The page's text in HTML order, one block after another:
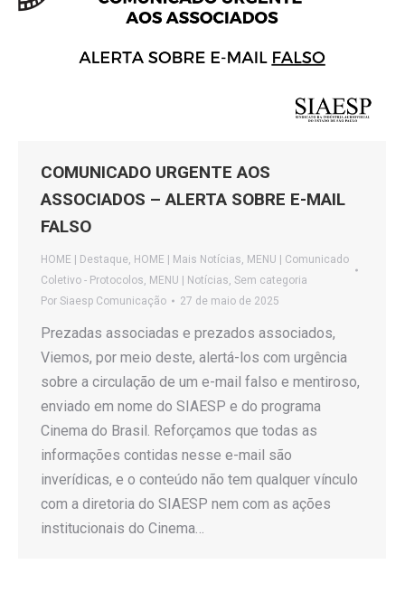
COMUNICADO URGENTE AOS
ASSOCIADOS – ALERTA SOBRE E-MAIL
FALSO
HOME | Destaque, HOME | Mais Notícias, MENU | Comunicado
Coletivo - Protocolos, MENU | Notícias, Sem categoria
Por Siaesp Comunicação 27 de maio de 2025
Prezadas associadas e prezados associados,
Viemos, por meio deste, alertá-los com urgência
sobre a circulação de um e-mail falso e mentiroso,
enviado em nome do SIAESP e do programa
Cinema do Brasil. Reforçamos que todas as
informações contidas nesse e-mail são
inverídicas, e o conteúdo não tem qualquer vínculo
com a diretoria do SIAESP nem com as ações
institucionais do Cinema…